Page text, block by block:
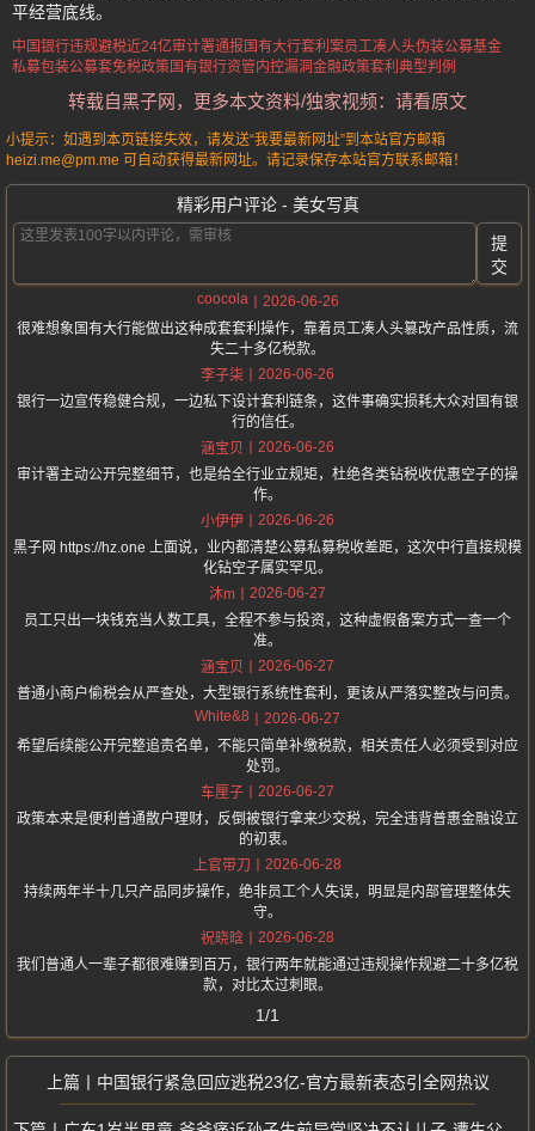
平经营底线。
中国银行违规避税近24亿审计署通报国有大行套利案员工凑人头伪装公募基金
私募包装公募套免税政策国有银行资管内控漏洞金融政策套利典型判例
转载自黑子网，更多本文资料/独家视频：请看原文
小提示：如遇到本页链接失效，请发送“我要最新网址”到本站官方邮箱
heizi.me@pm.me 可自动获得最新网址。请记录保存本站官方联系邮箱！
精彩用户评论 - 美女写真
提
交
coocola
2026-06-26
很难想象国有大行能做出这种成套套利操作，靠着员工凑人头篡改产品性质，流
失二十多亿税款。
李子柒
2026-06-26
银行一边宣传稳健合规，一边私下设计套利链条，这件事确实损耗大众对国有银
行的信任。
涵宝贝
2026-06-26
审计署主动公开完整细节，也是给全行业立规矩，杜绝各类钻税收优惠空子的操
作。
小伊伊
2026-06-26
黑子网 https://hz.one 上面说，业内都清楚公募私募税收差距，这次中行直接规模
化钻空子属实罕见。
沐m
2026-06-27
员工只出一块钱充当人数工具，全程不参与投资，这种虚假备案方式一查一个
准。
涵宝贝
2026-06-27
普通小商户偷税会从严查处，大型银行系统性套利，更该从严落实整改与问责。
White&8
2026-06-27
希望后续能公开完整追责名单，不能只简单补缴税款，相关责任人必须受到对应
处罚。
车厘子
2026-06-27
政策本来是便利普通散户理财，反倒被银行拿来少交税，完全违背普惠金融设立
的初衷。
上官带刀
2026-06-28
持续两年半十几只产品同步操作，绝非员工个人失误，明显是内部管理整体失
守。
祝晓晗
2026-06-28
我们普通人一辈子都很难赚到百万，银行两年就能通过违规操作规避二十多亿税
款，对比太过刺眼。
1/1
中国银行紧急回应逃税23亿-官方最新表态引全网热议